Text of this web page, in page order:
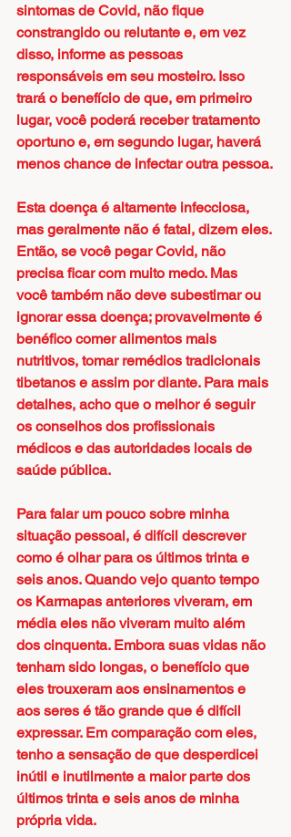
sintomas de Covid, não fique
constrangido ou relutante e, em vez
disso, informe as pessoas
responsáveis em seu mosteiro. Isso
trará o benefício de que, em primeiro
lugar, você poderá receber tratamento
oportuno e, em segundo lugar, haverá
menos chance de infectar outra pessoa.
Esta doença é altamente infecciosa,
mas geralmente não é fatal, dizem eles.
Então, se você pegar Covid, não
precisa ficar com muito medo. Mas
você também não deve subestimar ou
ignorar essa doença; provavelmente é
benéfico comer alimentos mais
nutritivos, tomar remédios tradicionais
tibetanos e assim por diante. Para mais
detalhes, acho que o melhor é seguir
os conselhos dos profissionais
médicos e das autoridades locais de
saúde pública.
Para falar um pouco sobre minha
situação pessoal, é difícil descrever
como é olhar para os últimos trinta e
seis anos. Quando vejo quanto tempo
os Karmapas anteriores viveram, em
média eles não viveram muito além
dos cinquenta. Embora suas vidas não
tenham sido longas, o benefício que
eles trouxeram aos ensinamentos e
aos seres é tão grande que é difícil
expressar. Em comparação com eles,
tenho a sensação de que desperdicei
inútil e inutilmente a maior parte dos
últimos trinta e seis anos de minha
própria vida.